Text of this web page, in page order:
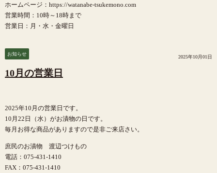
ホームページ：https://watanabe-tsukemono.com
営業時間：10時～18時まで
営業日：月・水・金曜日
お知らせ
2025年10月01日
10月の営業日
2025年10月の営業日です。
10月22日（水）がお漬物の日です。
毎月お得な商品がありますので是非ご来店さい。
庶民のお漬物 渡辺つけもの
電話：075-431-1410
FAX：075-431-1410